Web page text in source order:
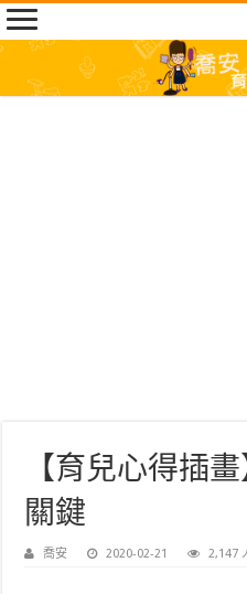
【育兒心得插
關鍵
喬安 2020-02-21 2,147